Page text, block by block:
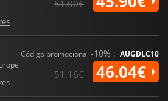
51.00€
Código promocional -10% : AUGDLC10
51.16€ 46.04€